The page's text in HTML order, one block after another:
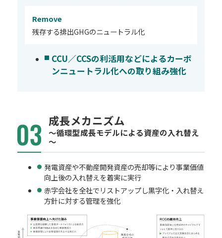
Remove
残存する排出GHGのニュートラル化
CCU／CCSの利活用などによるカーボ
ンニュートラル化への取り組み強化
成長メカニズム
～循環型成長モデルによる資産の入れ替え
～
発電資産や不動産開発資産の売却等により事業価値
向上後の入れ替えを着実に実行
赤字会社を全社でリストアップし黒字化・入れ替え
方針に対する管理を強化